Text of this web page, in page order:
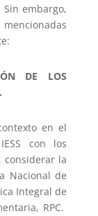
embargo,
DE LOS
en el
con los
considerar la
Nacional de
Integral de
RPC.